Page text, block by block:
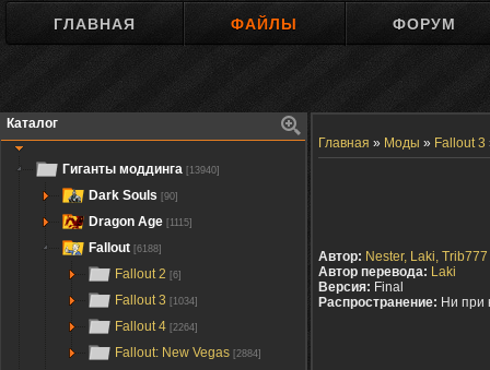
ГЛАВНАЯ ФАЙЛЫ ФОРУМ
Каталог
Гиганты моддинга [13940]
Dark Souls [90]
Dragon Age [1115]
Fallout [6188]
Fallout 2 [6]
Fallout 3 [1034]
Fallout 4 [2264]
Fallout: New Vegas [2884]
Главная » Моды » Fallout 3
Автор: Nester, Laki, Trib777
Автор перевода: Laki
Версия: Final
Распространение: Ни при